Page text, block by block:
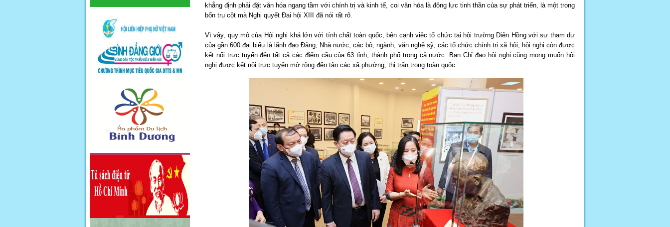
khẳng định phải đặt văn hóa ngang tầm với chính trị và kinh tế, coi văn hóa là động lực tinh thần của sự phát triển, là một trong
bốn trụ cột mà Nghị quyết Đại hội XIII đã nói rất rõ.
Vì vậy, quy mô của Hội nghị khá lớn với tính chất toàn quốc, bên cạnh việc tổ chức tại hội trường Diên Hồng với sự tham dự
của gần 600 đại biểu là lãnh đạo Đảng, Nhà nước, các bộ, ngành, văn nghệ sỹ, các tổ chức chính trị xã hội, hội nghị còn được
kết nối trực tuyến đến tất cả các điểm cầu của 63 tỉnh, thành phố trong cả nước. Ban Chỉ đạo hội nghị cũng mong muốn hội
nghị được kết nối trực tuyến mở rộng đến tận các xã phường, thị trấn trong toàn quốc.